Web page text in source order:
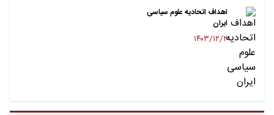
اهداف اتحادیه علوم سیاسی
ایران
۱۴۰۳/۱۲/۲